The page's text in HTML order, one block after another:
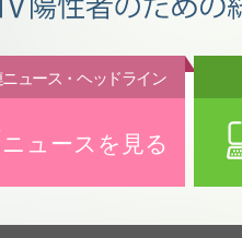
ニュースを見る
ニュース・ヘッドライン